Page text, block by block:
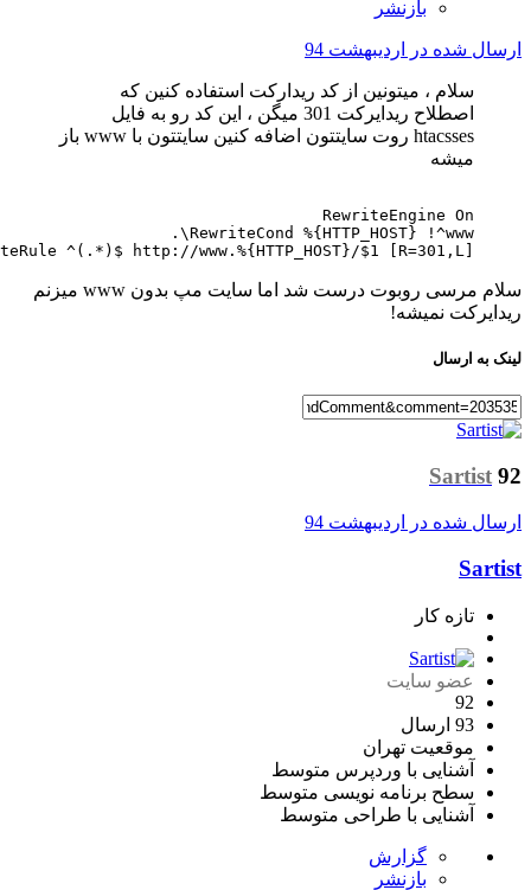
بازنشر
شده دراردیبهشت 94
سلام ، میتونین از کد ریدارکت استفاده کنین که
اصطلاح ریدایرکت 301 میگن ، این کد رو به فایل
htacsses روت سایتتون اضافه کنین سایتتون با www باز
RewriteEngine On
RewriteCond %{HTTP_HOST} !^www\.
RewriteRule ^(.*)$ http://www.%{HTTP_HOST}/$1 [R=301,L]
سلام مرسی روبوت درست شد اما سایت مپ بدون www میزنم
نمیشه!
ارسال
شده دراردیبهشت 94
تازه کار
عضو سایت
موقعیتتهران
آشنایی با وردپرسمتوسط
سطح برنامه نویسیمتوسط
آشنایی با طراحیمتوسط
گزارش
بازنشر